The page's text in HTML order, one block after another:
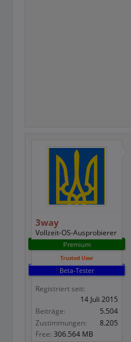
3way
Vollzeit-OS-Ausprobierer
Premium
Trusted User
Beta-Tester
Registriert seit:
14 Juli 2015
Beiträge:
5.504
Zustimmungen:
8.205
Free: 306.564 MB